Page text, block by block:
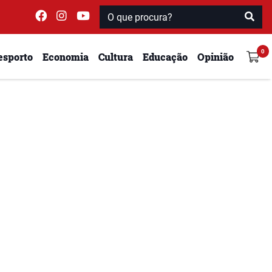
Economia Cultura Educação Opinião